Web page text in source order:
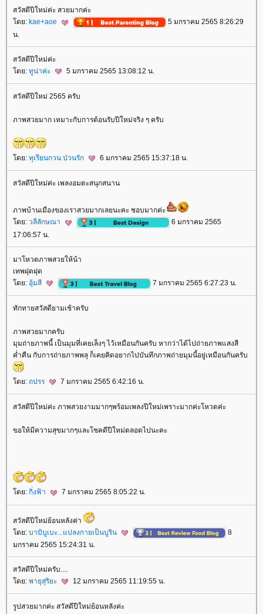
สวัสดีปีใหม่ค่ะ สวยมากค่ะ
ดย: kae+aoe
5 มกราคม 2565 8:26:29
น.
สวัสดีปีใหม่ค่ะ
ดย: ทูน่าค่ะ 5 มกราคม 2565 13:08:12 น.
สวัสดีปีใหม่ 2565 ครับ
ภาพสวยมาก เหมาะกับการต้อนรับปีใหม่จริง ๆ ครับ
ดย: ทุเรียนกวน ป่วนรัก 6 มกราคม 2565 15:37:18 น.
สวัสดีปีใหม่ค่ะ เพลงอมตะสนุกสนาน
ภาพบ้านเมืองของเราสวยมากเลยนะคะ ชอบมากค่ะ
ดย: วลีลักษณา
6 มกราคม 2565
17:06:57 น.
มาโหวตภาพสวยให้น้า
เทพฝุดฝุด
ดย: อุ้มสี 7 มกราคม 2565 6:27:23 น.
ทักทายสวัสดียามเช้าครับ
ภาพสวยมากครับ
มุมถ่ายภาพนี้ เป็นมุมที่เคยเล็งๆ ไว้เหมือนกันครับ หากว่าได้ไปถ่ายภาพแสงสี
ค่ำคืน กับการถ่ายภาพพลุ ก็เคยคิดอยากไปบันทึกภาพถ่ายมุมนี้อยู่เหมือนกันครับ
ดย: ถปรร 7 มกราคม 2565 6:42:16 น.
สวัสดีปีใหม่ค่ะ ภาพสวยงามมากๆพร้อมเพลงปีใหม่เพราะมากค่ะโหวตค่ะ
ขอให้มีความสุขมากๆและโชคดีปีใหม่ตลอดไปนะคะ
ดย: กิ่งฟ้า 7 มกราคม 2565 8:05:22 น.
สวัสดีปีใหม่ย้อนหลังค่า
ดย: บาบิบูเบะ...แปลงกายเป็นบูริน
8
มกราคม 2565 15:24:31 น.
สวัสดีปีใหม่ครับ....
ดย: พายุสุริยะ 12 มกราคม 2565 11:19:55 น.
รูปสวยมากค่ะ สวัสดีปีใหม่ย้อนหลังค่ะ